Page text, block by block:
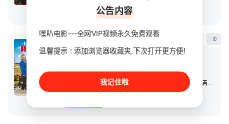
立即播放
HD
寻女朝圣路
导演：热纳罗·努基阿德
切柯·扎罗内 / 比阿特丽斯·阿荷纳 莱蒂娅·阿诺 /
公告内容
嘿叭电影---全网VIP视频永久免费观看
温馨提示 : 添加浏览器收藏夹,下次打开更方便!
我记住啦